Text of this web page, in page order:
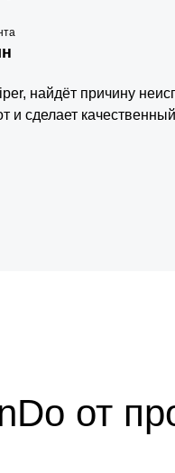
найдёт причину
и сделает
от